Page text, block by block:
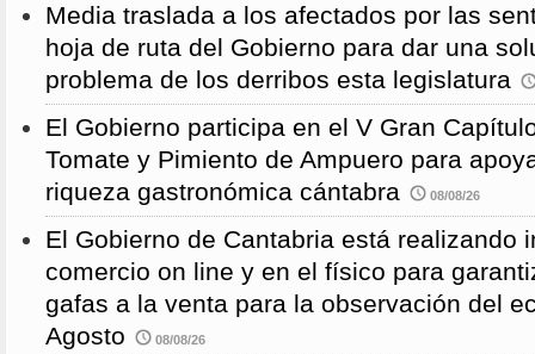
Media traslada a los afectados por las
hoja de ruta del Gobierno para dar una
problema de los derribos esta legislatura
El Gobierno participa en el V Gran
Tomate y Pimiento de Ampuero para
riqueza gastronómica cántabra
08/08/26
El Gobierno de Cantabria está realizando
comercio on line y en el físico para
gafas a la venta para la observación del
Agosto
08/08/26